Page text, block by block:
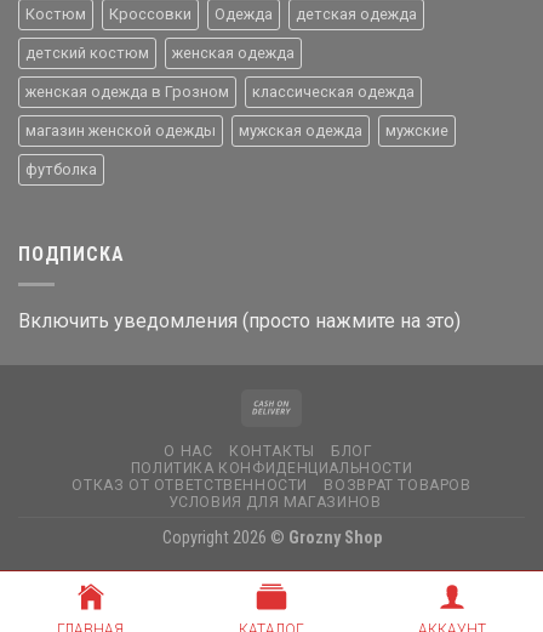
Костюм Кроссовки Одежда детская одежда
детский костюм женская одежда
женская одежда в Грозном классическая одежда
магазин женской одежды мужская одежда мужские
футболка
ПОДПИСКА
Включить уведомления (просто нажмите на это)
О НАС КОНТАКТЫ
БЛОГ
ПОЛИТИКА КОНФИДЕНЦИАЛЬНОСТИ
ОТКАЗ ОТ ОТВЕТСТВЕННОСТИ
ВОЗВРАТ ТОВАРОВ
УСЛОВИЯ ДЛЯ МАГАЗИНОВ
Copyright 2026 © Grozny Shop